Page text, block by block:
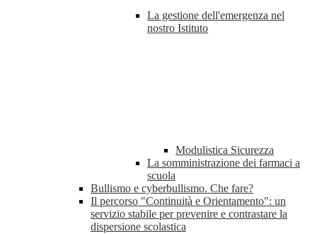
La gestione dell'emergenza nel
nostro Istituto
Modulistica Sicurezza
La somministrazione dei farmaci a
scuola
Bullismo e cyberbullismo. Che fare?
Il percorso "Continuità e Orientamento": un
servizio stabile per prevenire e contrastare la
dispersione scolastica